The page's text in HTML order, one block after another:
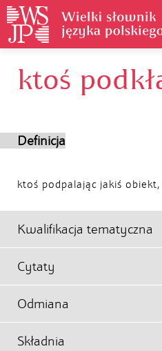
Historia
ktoś
Definicja
ktoś podpalając jakiś
Kwalifikacja tematyczna
Cytaty
Odmiana
Składnia